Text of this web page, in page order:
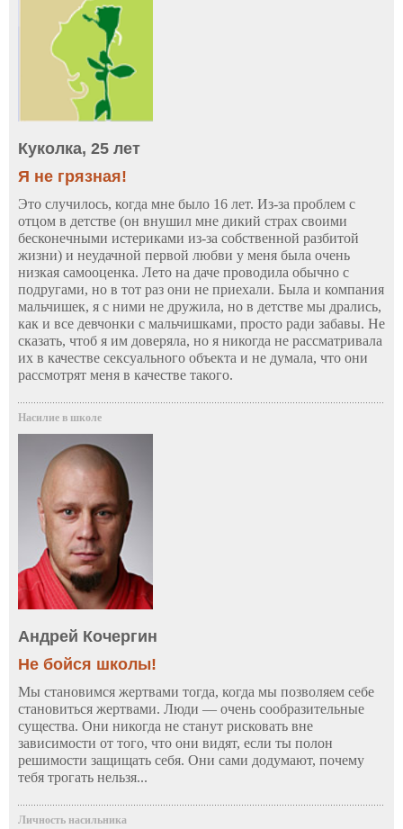
Куколка, 25 лет
Я не грязная!
Это случилось, когда мне было 16 лет. Из-за проблем с
отцом в детстве (он внушил мне дикий страх своими
бесконечными истериками из-за собственной разбитой
жизни) и неудачной первой любви у меня была очень
низкая самооценка. Лето на даче проводила обычно с
подругами, но в тот раз они не приехали. Была и компания
мальчишек, я с ними не дружила, но в детстве мы дрались,
как и все девчонки с мальчишками, просто ради забавы. Не
сказать, чтоб я им доверяла, но я никогда не рассматривала
их в качестве сексуального объекта и не думала, что они
рассмотрят меня в качестве такого.
Насилие в школе
Андрей Кочергин
Не бойся школы!
Мы становимся жертвами тогда, когда мы позволяем себе
становиться жертвами. Люди — очень сообразительные
существа. Они никогда не станут рисковать вне
зависимости от того, что они видят, если ты полон
решимости защищать себя. Они сами додумают, почему
тебя трогать нельзя...
Личность насильника